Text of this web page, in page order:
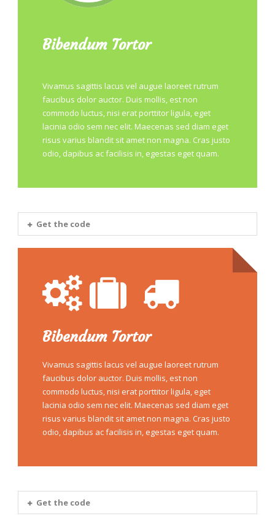
Bibendum Tortor
Vivamus sagittis lacus vel augue laoreet rutrum
faucibus dolor auctor. Duis mollis, est non
commodo luctus, nisi erat porttitor ligula, eget
lacinia odio sem nec elit. Maecenas sed diam eget
risus varius blandit sit amet non magna. Cras justo
odio, dapibus ac facilisis in, egestas eget quam.
Get the code
Bibendum Tortor
Vivamus sagittis lacus vel augue laoreet rutrum
faucibus dolor auctor. Duis mollis, est non
commodo luctus, nisi erat porttitor ligula, eget
lacinia odio sem nec elit. Maecenas sed diam eget
risus varius blandit sit amet non magna. Cras justo
odio, dapibus ac facilisis in, egestas eget quam.
Get the code